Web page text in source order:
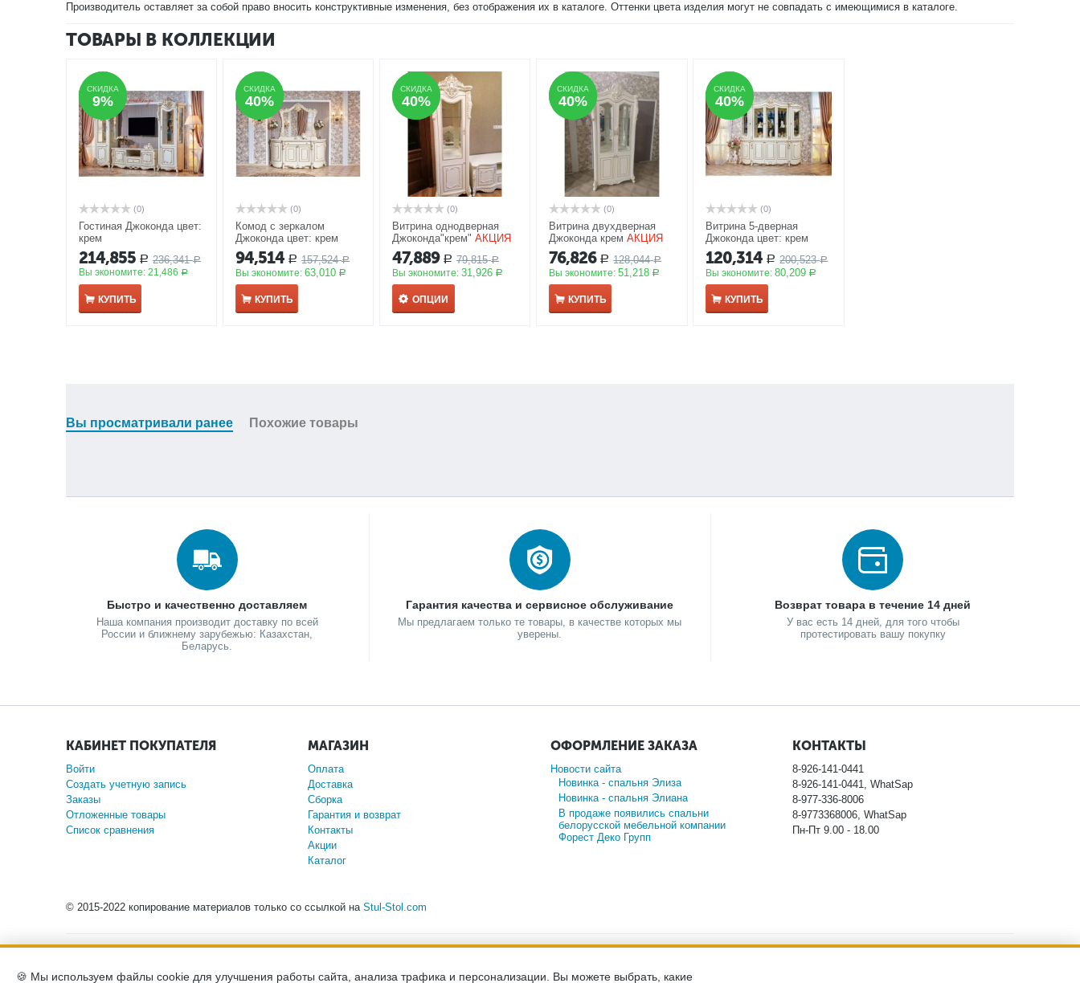
Производитель оставляет за собой право вносить конструктивные изменения, без отображения их в каталоге. Оттенки цвета изделия могут не совпадать с имеющимися в каталоге.
ТОВАРЫ В КОЛЛЕКЦИИ
СКИДКА
9%
СКИДКА
9%
(0)
Гостиная Джоконда цвет:
крем
214,855 Р 236,341 Р
Вы экономите: 21,486 Р
КУПИТЬ
СКИДКА
40%
СКИДКА
40%
(0)
Комод с зеркалом
Джоконда цвет: крем
АКЦИЯ
94,514 Р 157,524 Р
Вы экономите:63,010 Р
КУПИТЬ
СКИДКА
40%
СКИДКА
40%
(0)
Витрина однодверная
Джоконда"крем" АКЦИЯ
47,889 Р 79,815 Р
Вы экономите:31,926 Р
ОПЦИИ
СКИДКА
40%
СКИДКА
40%
(0)
Витрина двухдверная
Джоконда крем АКЦИЯ
76,826 Р 128,044 Р
Вы экономите:51,218 Р
КУПИТЬ
СКИДКА
40%
СКИДКА
40%
(0)
Витрина 5-дверная
Джоконда цвет: крем
АКЦИЯ
120,314 Р 200,523 Р
Вы экономите:80,209 Р
КУПИТЬ
Вы просматривали ранее Похожие товары
Быстро и качественно доставляем
Наша компания производит доставку по всей
России и ближнему зарубежью: Казахстан,
Беларусь.
Гарантия качества и сервисное обслуживание
Мы предлагаем только те товары, в качестве которых мы
уверены.
Возврат товара в течение 14 дней
У вас есть 14 дней, для того чтобы
протестировать вашу покупку
КАБИНЕТ ПОКУПАТЕЛЯ
Войти
Создать учетную запись
Заказы
Отложенные товары
Список сравнения
МАГАЗИН
Оплата
Доставка
Сборка
Гарантия и возврат
Контакты
Акции
Каталог
ОФОРМЛЕНИЕ ЗАКАЗА
Новости сайта
Новинка - спальня Элиза
Новинка - спальня Элиана
В продаже появились спальни
белорусской мебельной компании
Форест Деко Групп
КОНТАКТЫ
8-926-141-0441
8-926-141-0441, WhatSap
8-977-336-8006
8-9773368006, WhatSap
Пн-Пт 9.00 - 18.00
© 2015-2022 копирование материалов только со ссылкой на Stul-Stol.com
Обращаем ваше внимание на то, что данный интернет-сайт носит исключительно информационный характер и ни при каких условиях не является публичной офертой, определяемой
менеджерам компании по телефону.
🍪 Мы используем файлы cookie для улучшения работы сайта, анализа трафика и персонализации. Вы можете выбрать, какие